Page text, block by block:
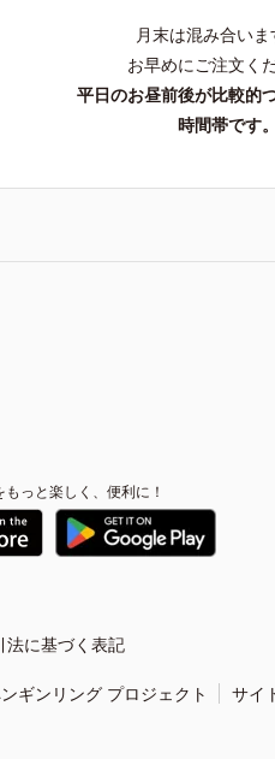
月末は混み合い
お早めにご注文く
平日のお昼前後が比較的
時間帯です。
もっと楽しく、便利に！
法に基づく表記
ギンリング プロジェクト サイ